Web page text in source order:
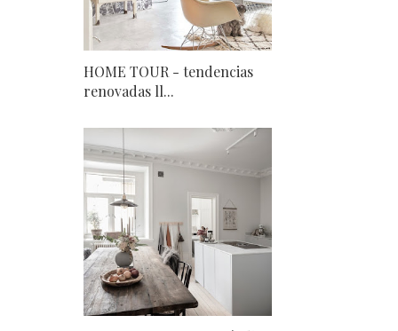
HOME TOUR - tendencias
renovadas ll...